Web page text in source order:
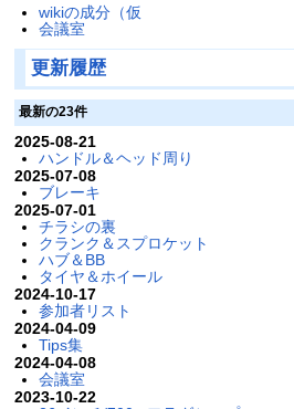
wikiの成分（仮
会議室
更新履歴
最新の23件
2025-08-21
ハンドル＆ヘッド周り
2025-07-08
ブレーキ
2025-07-01
チラシの裏
クランク＆スプロケット
ハブ＆BB
タイヤ＆ホイール
2024-10-17
参加者リスト
2024-04-09
Tips集
2024-04-08
会議室
2023-10-22